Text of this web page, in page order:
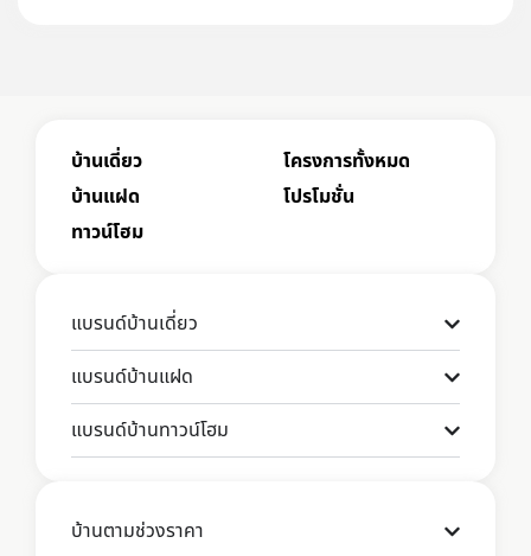
บ้านเดี่ยว
บ้านแฝด
ทาวน์โฮม
โครงการทั้งหมด
โปรโมชั่น
แบรนด์บ้านเดี่ยว
แบรนด์บ้านแฝด
แบรนด์บ้านทาวน์โฮม
บ้านตามช่วงราคา